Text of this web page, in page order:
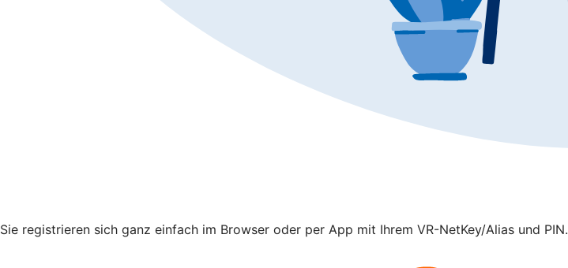
Sie registrieren sich ganz einfach im Browser oder per App mit Ihrem VR-NetKey/Alias und PIN.